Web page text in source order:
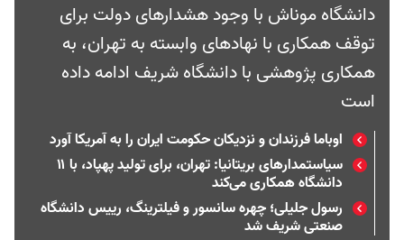
دانشگاه موناش با وجود هشدارهای دولت برای
توقف همکاری با نهادهای وابسته به تهران، به
همکاری پژوهشی با دانشگاه شریف ادامه داده
است
اوباما فرزندان و نزدیکان حکومت ایران را به آمریکا آورد
سیاستمدارهای بریتانیا: تهران، برای تولید پهپاد، با ۱۱
دانشگاه همکاری می‌کند
رسول جلیلی؛ چهره سانسور و فیلترینگ، رییس دانشگاه
صنعتی شریف شد